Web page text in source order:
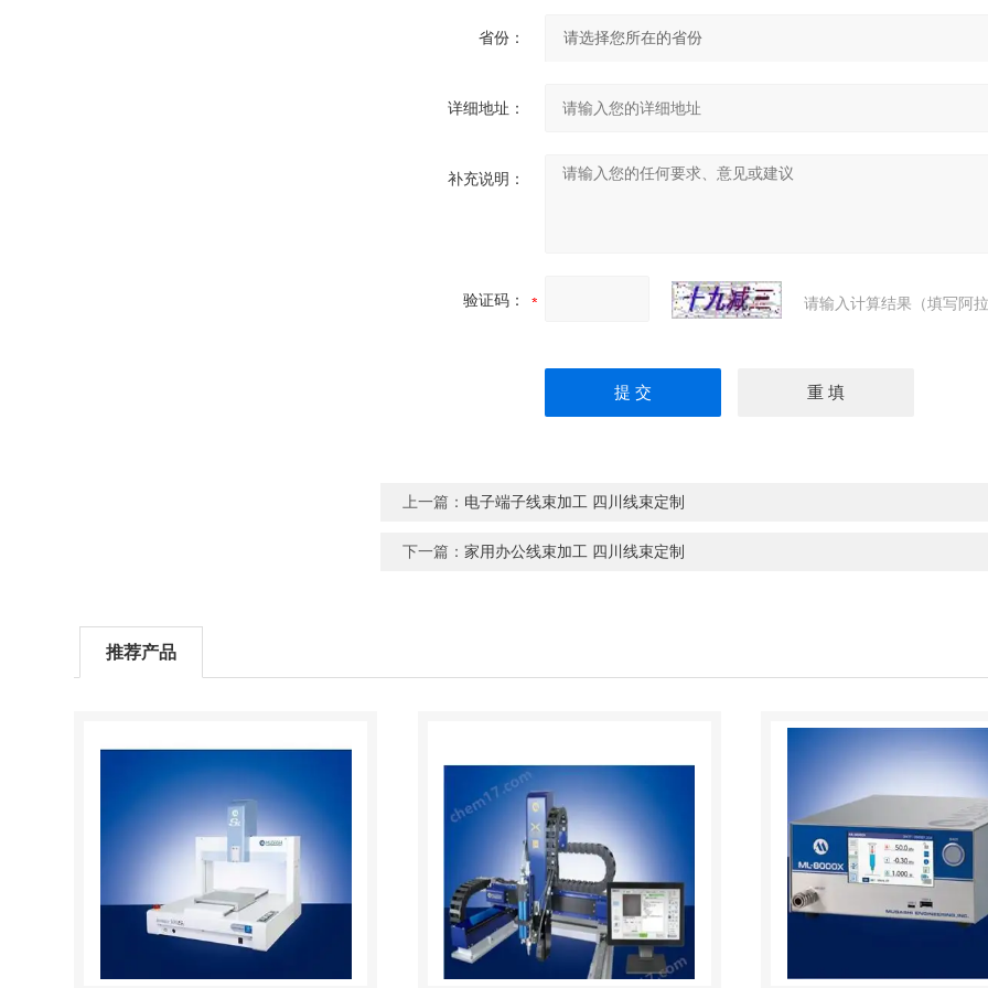
省份：
详细地址：
补充说明：
验证码： 请输入计算结果（填写阿
上一篇： 电子端子线束加工 四川线束定制
下一篇：家用办公线束加工 四川线束定制
推荐产品